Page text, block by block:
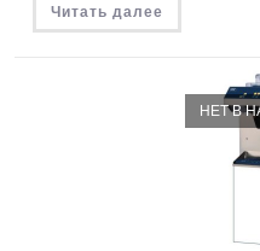
Читать далее
НЕТ В